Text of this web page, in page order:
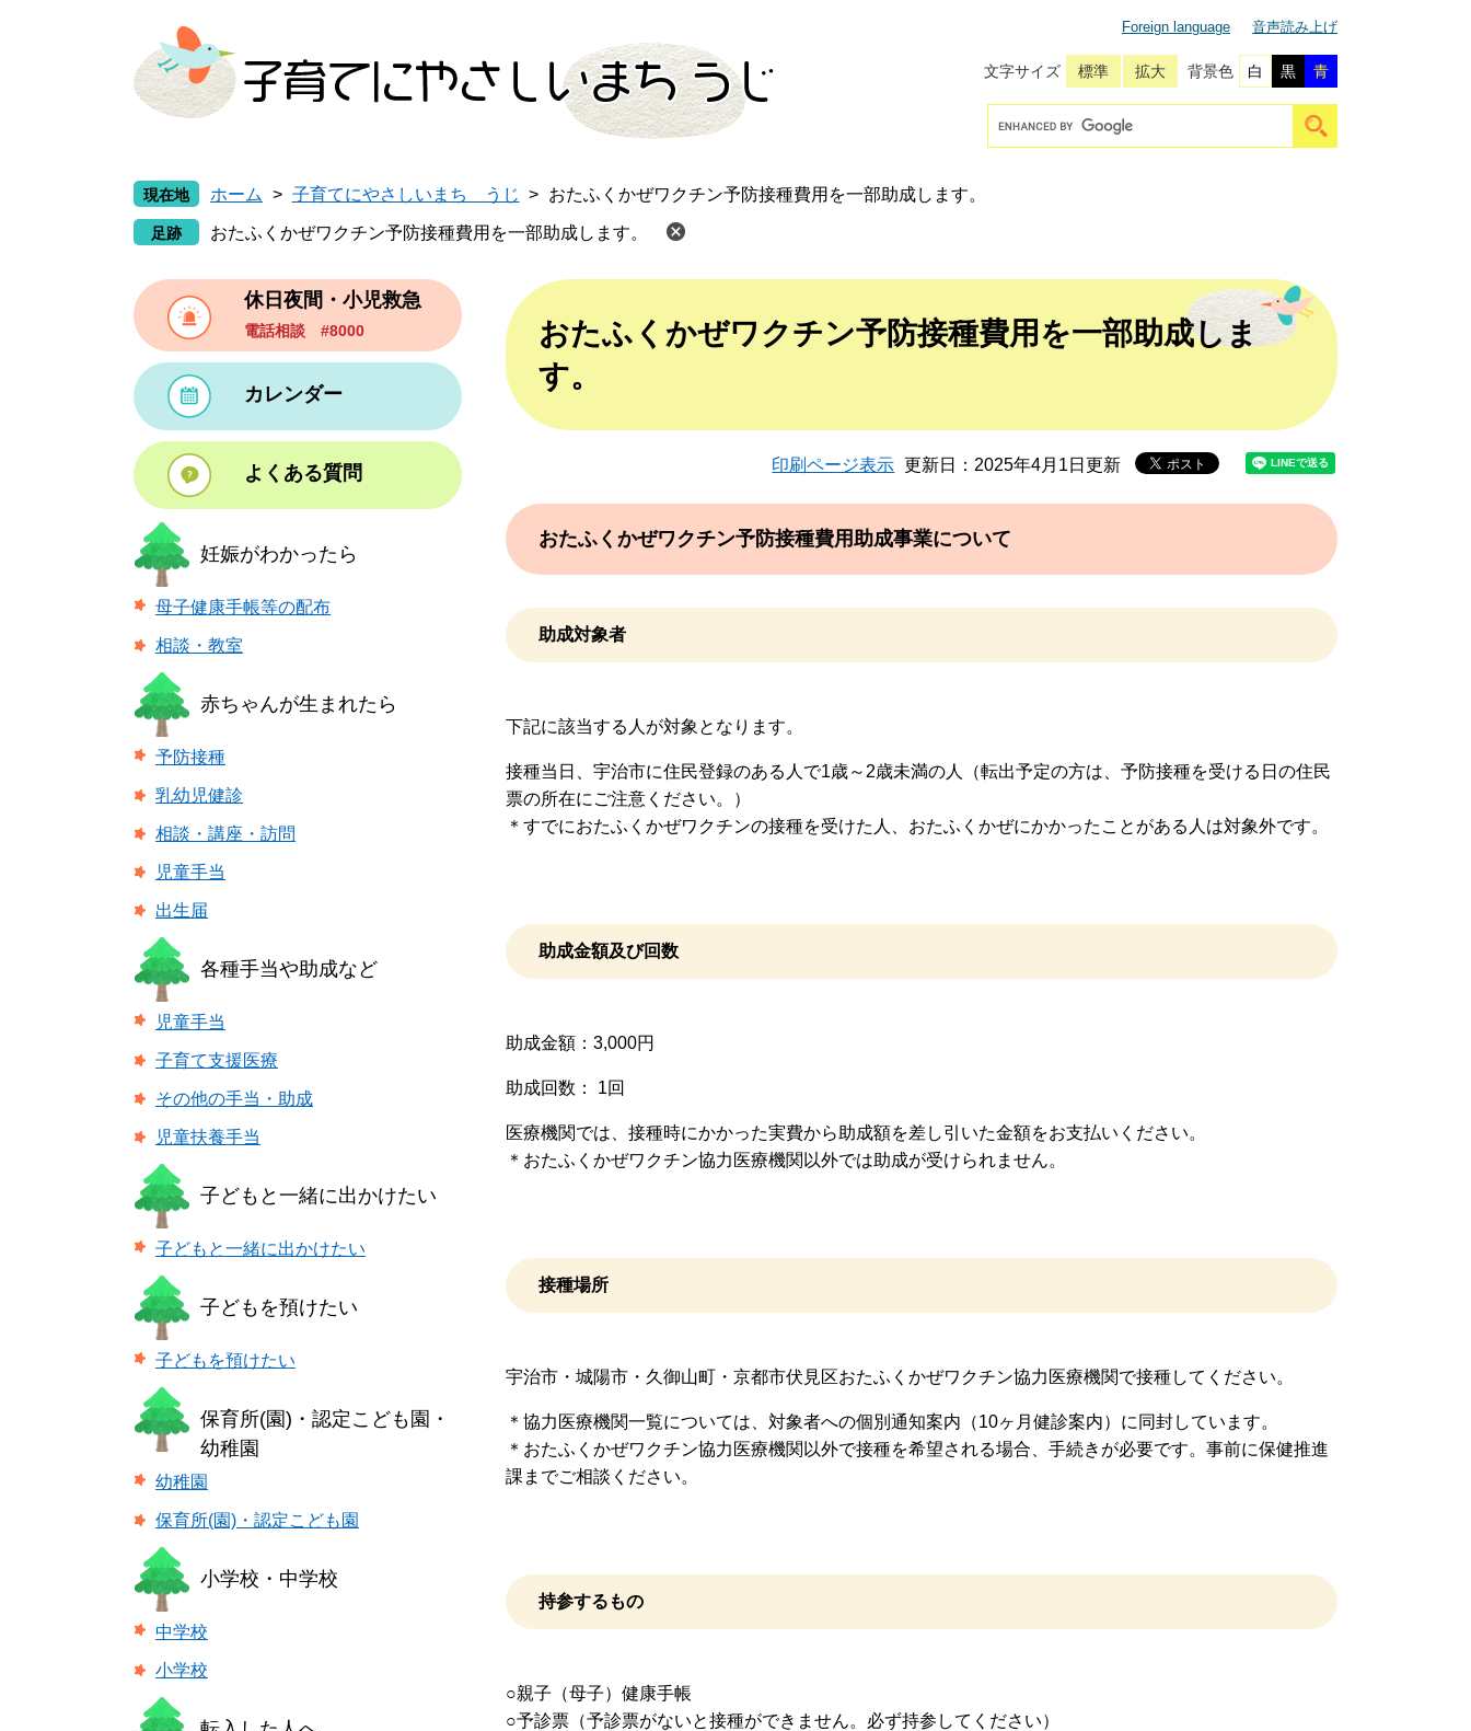
Foreign language 音声読み上げ
文字サイズ 標準 拡大 背景色 白 黒 青
現在地 ホーム > 子育てにやさしいまち うじ > おたふくかぜワクチン予防接種費用を一部助成します。
おたふくかぜワクチン予防接種費用を一部助成します。
文
おたふくかぜワクチン予防接種費用を一部助成しま
す。
印刷ページ表示 更新日：2025年4月1日更新
おたふくかぜワクチン予防接種費用助成事業について
助成対象者
下記に該当する人が対象となります。
接種当日、宇治市に住民登録のある人で1歳～2歳未満の人（転出予定の方は、予防接種を受ける日の住民
票の所在にご注意ください。）
＊すでにおたふくかぜワクチンの接種を受けた人、おたふくかぜにかかったことがある人は対象外です。
助成金額及び回数
助成金額：3,000円
助成回数： 1回
医療機関では、接種時にかかった実費から助成額を差し引いた金額をお支払いください。
＊おたふくかぜワクチン協力医療機関以外では助成が受けられません。
接種場所
​宇治市・城陽市・久御山町・京都市伏見区おたふくかぜワクチン協力医療機関で接種してください。
＊協力医療機関一覧については、対象者への個別通知案内（10ヶ月健診案内）に同封しています。
＊おたふくかぜワクチン協力医療機関以外で接種を希望される場合、手続きが必要です。事前に保健推進
課までご相談ください。
持参するもの
○親子（母子）健康手帳
○予診票（予診票がないと接種ができません。必ず持参してください）
休日夜間・小児救急
電話相談 #8000
カレンダー
よくある質問
妊娠がわかったら
母子健康手帳等の配布
相談・教室
赤ちゃんが生まれたら
予防接種
乳幼児健診
相談・講座・訪問
児童手当
出生届
各種手当や助成など
児童手当
子育て支援医療
その他の手当・助成
児童扶養手当
子どもと一緒に出かけたい
子どもと一緒に出かけたい
子どもを預けたい
子どもを預けたい
保育所(園)・認定こども園・
幼稚園
幼稚園
保育所(園)・認定こども園
小学校・中学校
中学校
小学校